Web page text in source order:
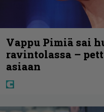
Vappu Pimiä sai
ravintolassa –
asiaan